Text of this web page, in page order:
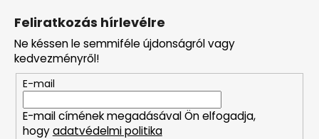
Feliratkozás hírlevélre
Ne késsen le semmiféle újdonságról vagy
kedvezményről!
E-mail
E-mail címének megadásával Ön elfogadja,
hogyadatvédelmi politika